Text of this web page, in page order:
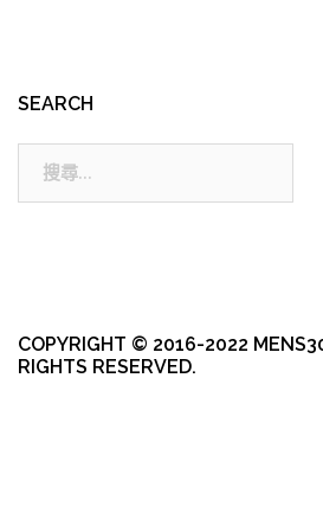
SEARCH
COPYRIGHT © 2016-2022
RIGHTS RESERVED.